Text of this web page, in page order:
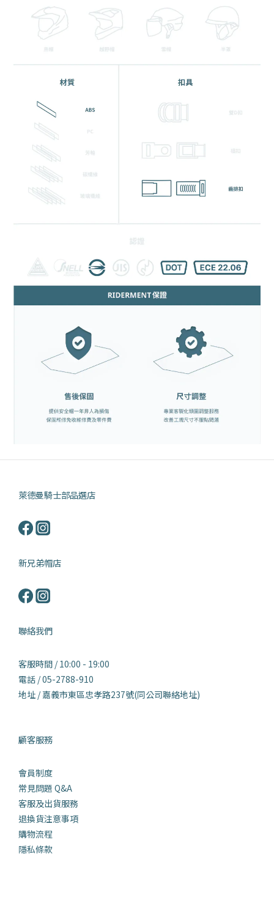
萊德曼騎士部品選店
新兄弟帽店
聯絡我們
客服時間 / 10:00 - 19:00
電話 / 05-2788-910
地址 / 嘉義市東區忠孝路237號(同公司聯絡地址)
顧客服務
會員制度
常見問題 Q&A
客服及出貨服務
退換貨注意事項
購物流程
隱私條款